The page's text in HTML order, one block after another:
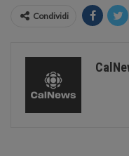
Condividi